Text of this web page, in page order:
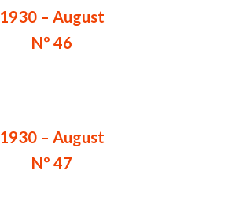
1930 – August
Nº 46
1930 – August
Nº 47